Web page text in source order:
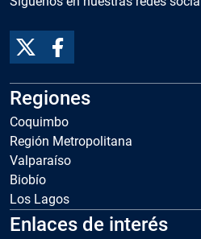
Regiones
Coquimbo
Región Metropolitana
Valparaíso
Biobío
Los Lagos
Enlaces de interés